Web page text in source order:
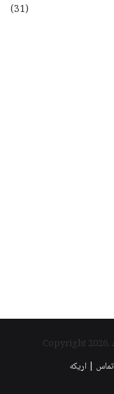
(31)
تماس | اړیکه